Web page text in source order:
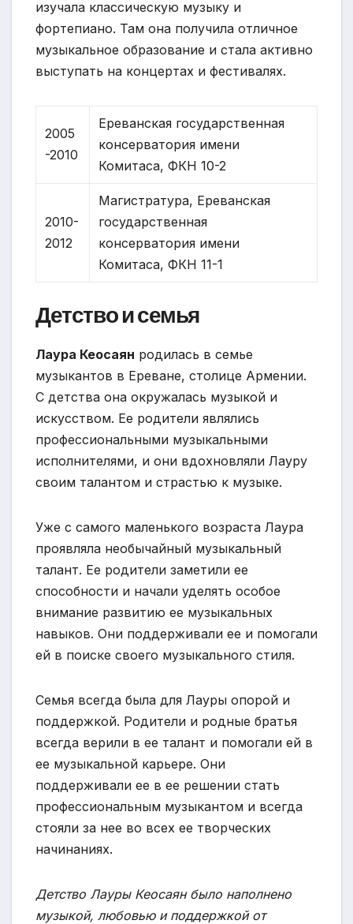
изучала классическую музыку и
фортепиано. Там она получила отличное
музыкальное образование и стала активно
выступать на концертах и фестивалях.
2005
-2010
Ереванская государственная
консерватория имени
Комитаса, ФКН 10-2
2010-
2012
Магистратура, Ереванская
государственная
консерватория имени
Комитаса, ФКН 11-1
Детство и семья
Лаура Кеосаян родилась в семье
музыкантов в Ереване, столице Армении.
С детства она окружалась музыкой и
искусством. Ее родители являлись
профессиональными музыкальными
исполнителями, и они вдохновляли Лауру
своим талантом и страстью к музыке.
Уже с самого маленького возраста Лаура
проявляла необычайный музыкальный
талант. Ее родители заметили ее
способности и начали уделять особое
внимание развитию ее музыкальных
навыков. Они поддерживали ее и помогали
ей в поиске своего музыкального стиля.
Семья всегда была для Лауры опорой и
поддержкой. Родители и родные братья
всегда верили в ее талант и помогали ей в
ее музыкальной карьере. Они
поддерживали ее в ее решении стать
профессиональным музыкантом и всегда
стояли за нее во всех ее творческих
начинаниях.
Детство Лауры Кеосаян было наполнено
музыкой, любовью и поддержкой от